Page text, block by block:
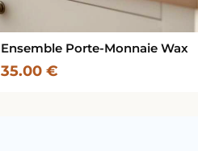
Ensemble Porte-Monnaie Wax
35.00 €